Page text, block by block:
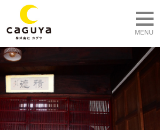
MENU